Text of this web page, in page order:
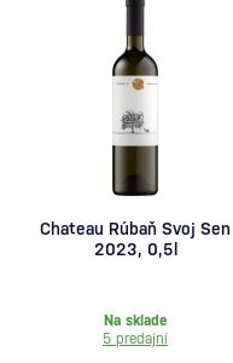
Chateau Rúbaň Svoj Sen
2023, 0,5l
Na sklade
5 predajní